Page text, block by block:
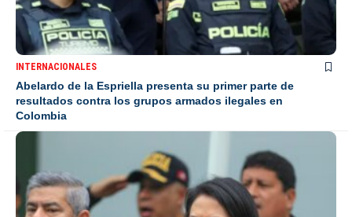
INTERNACIONALES
Abelardo de la Espriella presenta su primer parte de
resultados contra los grupos armados ilegales en
Colombia